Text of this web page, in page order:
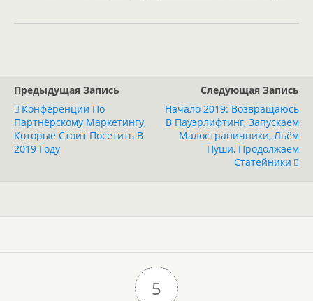
Предыдущая Запись
Конференции По
Партнёрскому Маркетингу,
Которые Стоит Посетить В
2019 Году
Следующая Запись
Начало 2019: Возвращаюсь
В Пауэрлифтинг, Запускаем
Малостраничники, Льём
Пуши, Продолжаем
Статейники
5